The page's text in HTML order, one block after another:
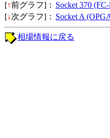
[↑前グラフ]： Socket 370
[↓次グラフ]： Socket A
相場情報に戻る